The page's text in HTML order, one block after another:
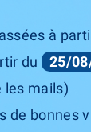
à
du
25/
les mails)
de bonnes